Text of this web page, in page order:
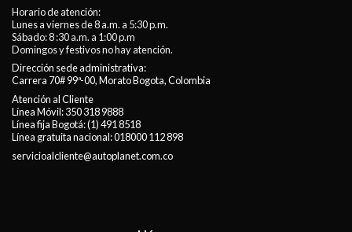
Horario de atención:
Lunes a viernes de 8 a.m. a 5:30 p.m.
Sábado: 8 :30 a.m. a 1:00 p.m
Domingos y festivos no hay atención.
Dirección sede administrativa:
Carrera 70# 99ª-00, Morato Bogota, Colombia
Atención al Cliente
Línea Móvil:350 318 9888
Línea fija Bogotá:(1) 491 8518
Línea gratuita nacional:018000 112 898
servicioalcliente@autoplanet.com.co